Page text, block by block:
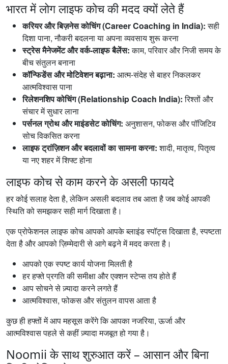
भारत में लोग लाइफ कोच की मदद क्यों लेते हैं
करियर और बिज़नेस कोचिंग (Career Coaching in India):सही
दिशा पाना, नौकरी बदलना या अपना व्यवसाय शुरू करना
स्ट्रेस मैनेजमेंट और वर्क-लाइफ बैलेंस:काम, परिवार और निजी समय के
बीच संतुलन बनाना
कॉन्फिडेंस और मोटिवेशन बढ़ाना: आत्म-संदेह से बाहर निकलकर
आत्मविश्वास पाना
रिलेशनशिप कोचिंग (Relationship Coach India):रिश्तों और
संचार में सुधार लाना
पर्सनल ग्रोथ और माइंडसेट कोचिंग: अनुशासन, फोकस और पॉजिटिव
सोच विकसित करना
लाइफ ट्रांज़िशन और बदलावों का सामना करना:शादी, मातृत्व, पितृत्व
या नए शहर में शिफ्ट होना
लाइफ कोच से काम करने के असली फायदे
हर कोई सलाह देता है, लेकिन असली बदलाव तब आता है जब कोई आपकी
स्थिति को समझकर सही मार्ग दिखाता है।
एक प्रोफेशनल लाइफ कोच आपको आपके ब्लाइंड स्पॉट्स दिखाता है, स्पष्टता
देता है और आपको ज़िम्मेदारी से आगे बढ़ने में मदद करता है।
आपको एक स्पष्ट कार्य योजना मिलती है
हर हफ्ते प्रगति की समीक्षा और एक्शन स्टेप्स तय होते हैं
आप सोचने से ज़्यादा करने लगते हैं
आत्मविश्वास, फोकस और संतुलन वापस आता है
कुछ ही हफ्तों में आप महसूस करेंगे कि आपका नजरिया, ऊर्जा और
आत्मविश्वास पहले से कहीं ज़्यादा मजबूत हो गया है।
Noomii के साथ शुरुआत करें – आसान और बिना